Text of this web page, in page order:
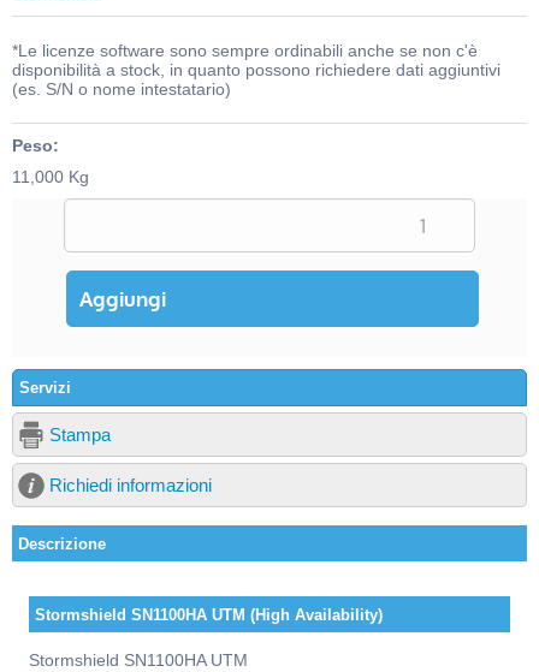
*Le licenze software sono sempre ordinabili anche se non c'è
disponibilità a stock, in quanto possono richiedere dati aggiuntivi
(es. S/N o nome intestatario)
Peso:
11,000 Kg
Servizi
Stampa
Richiedi informazioni
Descrizione
Stormshield SN1100HA UTM (High Availability)
Stormshield SN1100HA UTM